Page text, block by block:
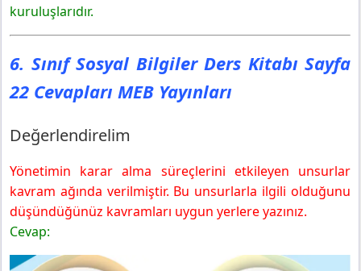
kuruluşlarıdır.
6. Sınıf Sosyal Bilgiler Ders Kitabı Sayfa
22 Cevapları MEB Yayınları
Değerlendirelim
Yönetimin karar alma süreçlerini etkileyen unsurlar
kavram ağında verilmiştir. Bu unsurlarla ilgili olduğunu
düşündüğünüz kavramları uygun yerlere yazınız.
Cevap: